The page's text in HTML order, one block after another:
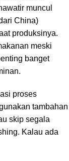
muncul
China)
produksinya.
meski
banget
proses
tambahan
skip segala
Kalau ada